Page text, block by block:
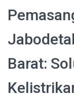
Barat: